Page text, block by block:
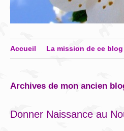
Accueil La mission de ce blog
archives de mon ancien
Donner Naissance au